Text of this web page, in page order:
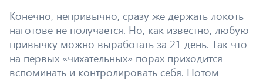
Конечно, непривычно, сразу же держать локоть
наготове не получается. Но, как известно, любую
привычку можно выработать за 21 день. Так что
на первых «чихательных» порах приходится
вспоминать и контролировать себя. Потом